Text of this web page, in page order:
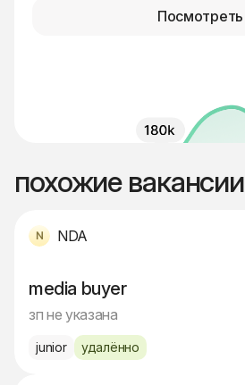
Посмотреть
похожие вакансии
NDA
media buyer
зп не указана
junior удалённо